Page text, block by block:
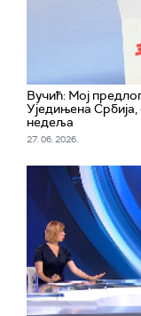
Вучић: Мој
Уједињена
недеља
27. 06. 2026.